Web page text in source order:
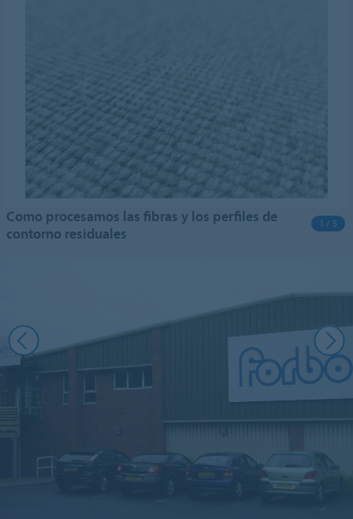
Como procesamos las fibras y los perfiles de
contorno residuales
1 / 5